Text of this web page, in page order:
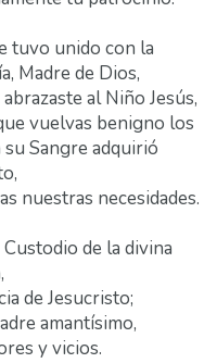
tuvo unido con la
Madre de Dios,
al Niño Jesús,
vuelvas benigno los
Sangre adquirió
nuestras necesidades.
de la divina
de Jesucristo;
amantísimo,
y vicios.